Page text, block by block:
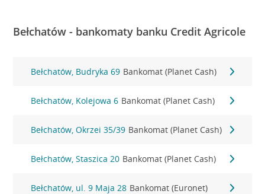
Bełchatów - bankomaty banku Credit Agricole
Bełchatów, Budryka 69 Bankomat (Planet Cash)
Bełchatów, Kolejowa 6 Bankomat (Planet Cash)
Bełchatów, Okrzei 35/39 Bankomat (Planet Cash)
Bełchatów, Staszica 20 Bankomat (Planet Cash)
Bełchatów, ul. 9 Maja 28 Bankomat (Euronet)